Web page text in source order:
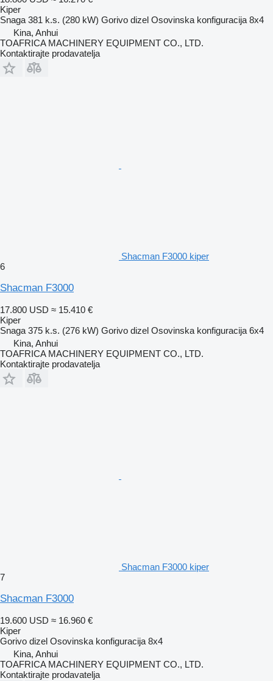
Kiper
Snaga 381 k.s. (280 kW) Gorivo dizel Osovinska konfiguracija 8x4
Kina, Anhui
TOAFRICA MACHINERY EQUIPMENT CO., LTD.
Kontaktirajte prodavatelja
Shacman F3000 kiper
6
Shacman F3000
17.800 USD ≈ 15.410 €
Kiper
Snaga 375 k.s. (276 kW) Gorivo dizel Osovinska konfiguracija 6x4
Kina, Anhui
TOAFRICA MACHINERY EQUIPMENT CO., LTD.
Kontaktirajte prodavatelja
Shacman F3000 kiper
7
Shacman F3000
19.600 USD ≈ 16.960 €
Kiper
Gorivo dizel Osovinska konfiguracija 8x4
Kina, Anhui
TOAFRICA MACHINERY EQUIPMENT CO., LTD.
Kontaktirajte prodavatelja